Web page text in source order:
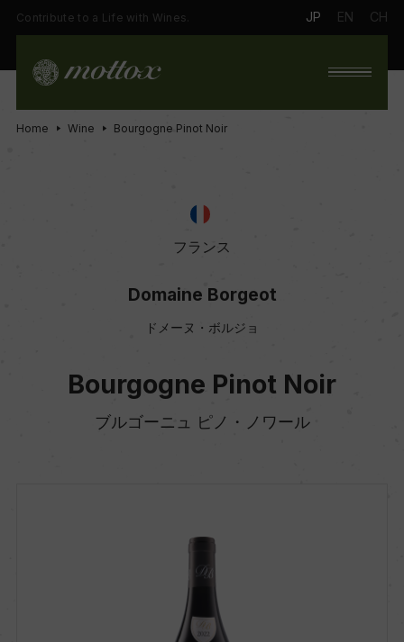
Contribute to a Life with Wines. JP EN CH
Home Wine Bourgogne Pinot Noir
フランス
Domaine Borgeot
ドメーヌ・ボルジョ
Bourgogne Pinot Noir
ブルゴーニュ ピノ・ノワール